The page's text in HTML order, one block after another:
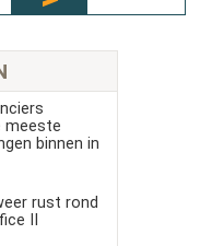
meeste
binnen in
rust rond
II